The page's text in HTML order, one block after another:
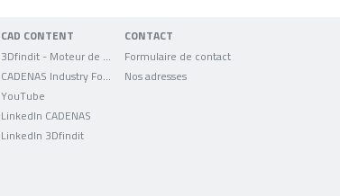
CAD CONTENT
YouTube
LinkedIn CADENAS
LinkedIn 3Dfindit
CONTACT
Formulaire de contact
Nos adresses